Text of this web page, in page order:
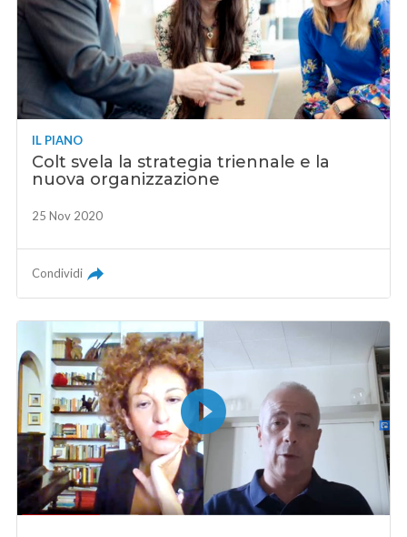
IL PIANO
Colt svela la strategia triennale e la
nuova organizzazione
25 Nov 2020
Condividi